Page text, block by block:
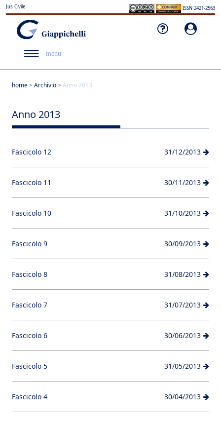
Jus Civile ISSN 2421-2563
menu
home> Archivio> Anno 2013
Anno 2013
Fascicolo 12 31/12/2013
Fascicolo 11 30/11/2013
Fascicolo 10 31/10/2013
Fascicolo 9 30/09/2013
Fascicolo 8 31/08/2013
Fascicolo 7 31/07/2013
Fascicolo 6 30/06/2013
Fascicolo 5 31/05/2013
Fascicolo 4 30/04/2013